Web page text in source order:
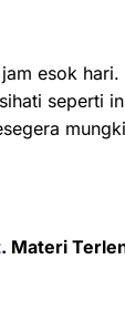
esok
seperti
. Materi